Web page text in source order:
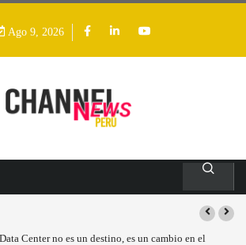
Ago 9, 2026
Los ingresos por semiconductores aumentarán más de